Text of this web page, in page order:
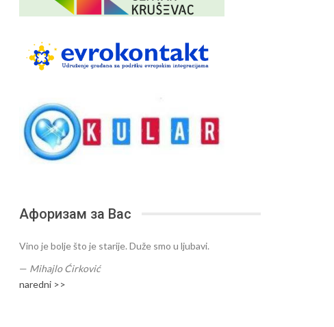
Афоризам за Вас
Vino je bolje što je starije. Duže smo u ljubavi.
— Mihajlo Ćirković
naredni >>